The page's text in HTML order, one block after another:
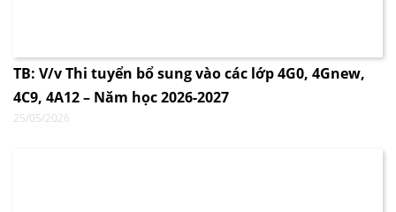
TB: V/v Thi tuyển bổ sung vào các lớp 4G0, 4Gnew,
4C9, 4A12 – Năm học 2026-2027
25/05/2026